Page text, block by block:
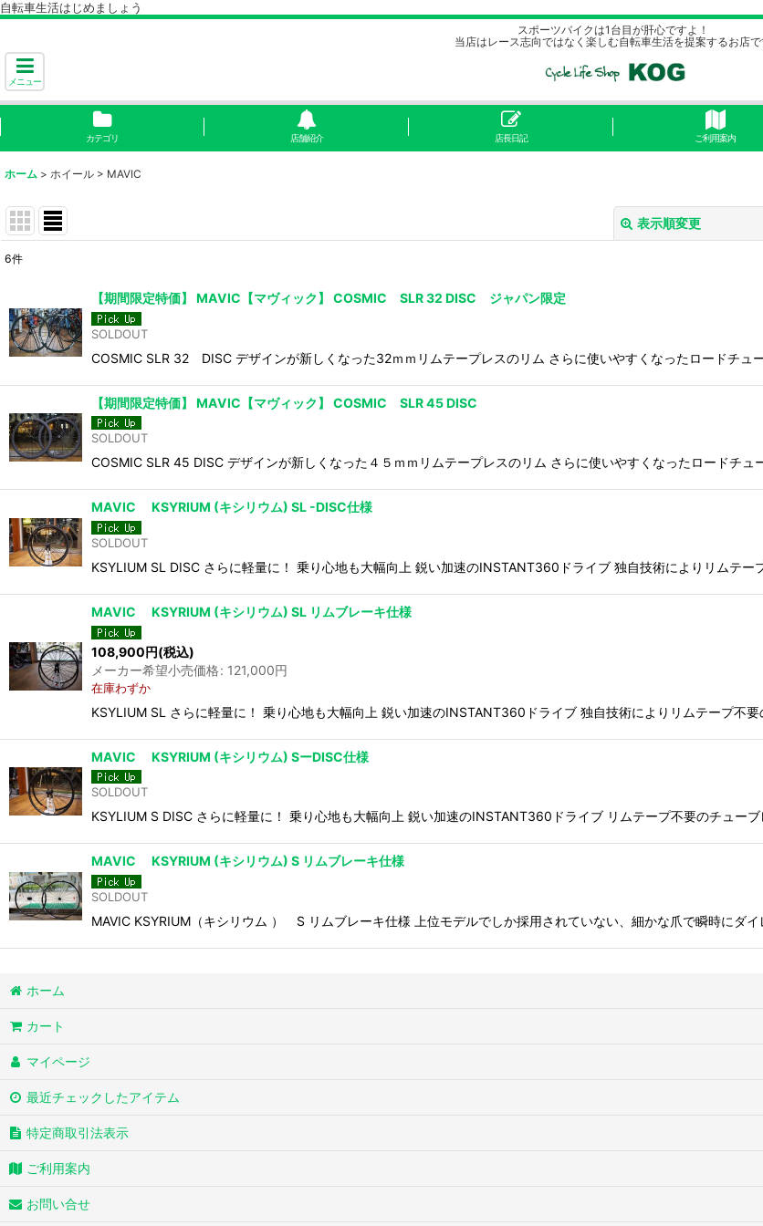
自転車生活はじめましょう
スポーツバイクは1台目が肝心ですよ！
当店はレース志向ではなく楽しむ自転車生活を提案するお店
メニュー
カテゴリ 店舗紹介 店長日記 ご利用案内
ホーム > ホイール > MAVIC
表示順変更
並び順:
6件
【期間限定特価】 MAVIC【マヴィック】 COSMIC SLR 32 DISC ジャパン限定
SOLDOUT
COSMIC SLR 32 DISC デザインが新しくなった32ｍｍリムテープレスのリム さらに使いやすくなったロードチ
【期間限定特価】 MAVIC【マヴィック】 COSMIC SLR 45 DISC
SOLDOUT
COSMIC SLR 45 DISC デザインが新しくなった４５ｍｍリムテープレスのリム さらに使いやすくなったロードチ
MAVIC KSYRIUM (キシリウム) SL -DISC仕様
SOLDOUT
KSYLIUM SL DISC さらに軽量に！ 乗り心地も大幅向上 鋭い加速のINSTANT360ドライブ 独自技術によりリムテ
MAVIC KSYRIUM (キシリウム) SL リムブレーキ仕様
108,900円(税込)
メーカー希望小売価格: 121,000円
在庫わずか
KSYLIUM SL さらに軽量に！ 乗り心地も大幅向上 鋭い加速のINSTANT360ドライブ 独自技術によりリムテープ不
MAVIC KSYRIUM (キシリウム) SーDISC仕様
SOLDOUT
KSYLIUM S DISC さらに軽量に！ 乗り心地も大幅向上 鋭い加速のINSTANT360ドライブ リムテープ不要のチュー
MAVIC KSYRIUM (キシリウム) S リムブレーキ仕様
SOLDOUT
MAVIC KSYRIUM（キシリウム ） S リムブレーキ仕様 上位モデルでしか採用されていない、細かな爪で瞬時にダ
ホーム
カート
マイページ
最近チェックしたアイテム
特定商取引法表示
ご利用案内
お問い合せ